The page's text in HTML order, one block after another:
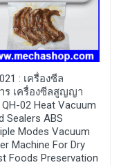
: เครื่องซีล
ร เครื่องซีลสูญญา
02 Heat Vacuum
Sealers ABS
Modes Vacuum
Machine For Dry
Foods Preservation